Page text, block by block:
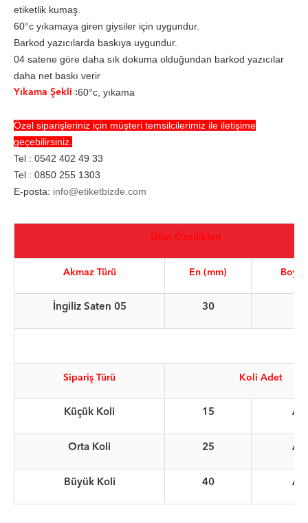
etiketlik kumaş.
60°c yıkamaya giren giysiler için uygundur.
Barkod yazıcılarda baskıya uygundur.
04 satene göre daha sık dokuma olduğundan barkod yazıcılar
daha net baskı verir
Yıkama Şekli :60°c, yıkama
Özel siparişleriniz için müşteri temsilcilerimiz ile iletişime
geçebilirsiniz.
Tel : 0542 402 49 33
Tel : 0850 255 1303
E-posta: info@etiketbizde.com
Ürün Özellikleri
Akmaz Türü En (mm) Boy
İngiliz Saten 05 30
Sipariş Türü Koli Adet
Küçük Koli 15
Orta Koli 25
Büyük Koli 40